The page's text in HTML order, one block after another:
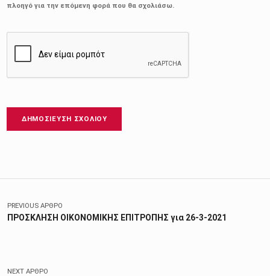
πλοηγό για την επόμενη φορά που θα σχολιάσω.
Πλοήγηση άρθρων
PREVIOUS ΆΡΘΡΟ
ΠΡΟΣΚΛΗΣΗ ΟΙΚΟΝΟΜΙΚΗΣ ΕΠΙΤΡΟΠΗΣ για 26-3-2021
NEXT ΆΡΘΡΟ